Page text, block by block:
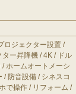
ロジェクター設置/
ター昇降機/4K/ ドル
/ホームオートメーシ
/ 防音設備/ シネスコ
で操作/ リフォーム /